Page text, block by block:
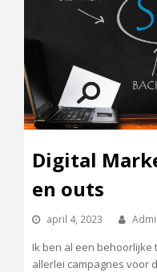
Digital
en outs
april 4, 2023
Ik ben al een behoorlijke
allerlei campagnes voor